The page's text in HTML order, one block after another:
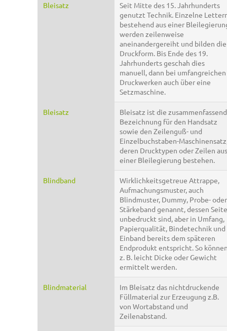
Bleisatz
Seit Mitte des 15. Jahrhunderts
genutzt Technik. Einzelne
bestehend aus einer
werden zeilenweise
aneinandergereiht und bilden die
Druckform. Bis Ende des 19.
Jahrhunderts geschah dies
manuell, dann bei umfangreichen
Druckwerken auch über eine
Setzmaschine.
Bleisatz
Bleisatz ist die
Bezeichnung für den Handsatz
sowie den Zeilenguß- und
Einzelbuchstaben-
deren Drucktypen oder Zeilen aus
einer Bleilegierung bestehen.
Blindband
Wirklichkeitsgetreue Attrappe,
Aufmachungsmuster, auch
Blindmuster, Dummy, Probe- oder
Stärkeband genannt, dessen
unbedruckt sind, aber in Umfang,
Papierqualität, Bindetechnik und
Einband bereits dem späteren
Endprodukt entspricht. So
z. B. leicht Dicke oder Gewicht
ermittelt werden.
Blindmaterial
Im Bleisatz das nichtdruckende
Füllmaterial zur Erzeugung z.B.
von Wortabstand und
Zeilenabstand.